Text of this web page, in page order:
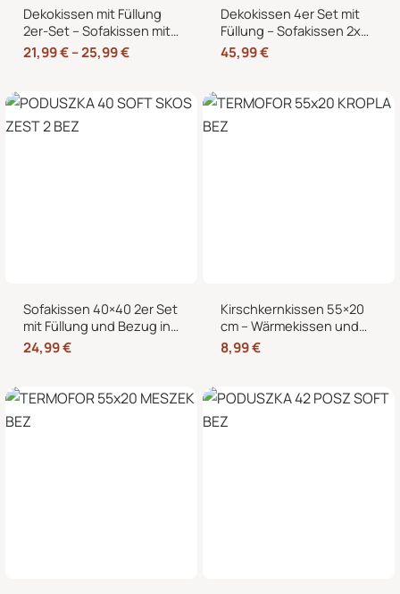
Dekokissen mit Füllung
2er-Set – Sofakissen mit
dekorativer Biese,
formstabil, in 40×40,
21,99€–25,99€
Dekokissen 4er Set mit
Füllung – Sofakissen 2x
50×50 + 2x 35×45 cm –
Zierkissen Couchkissen
Cord-Optik
45,99€
Sofakissen 40×40 2er Set
mit Füllung und Bezug in
edler Cord-Optik –
Dekokissen für Sofa,
24,99€
Kirschkernkissen 55×20
cm – Wärmekissen und
Kältekissen mit 100%
Kirschkernen, für
Nacken Rücken Bauch
8,99€